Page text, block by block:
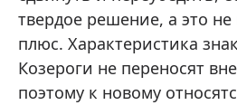
твердое решение, а это не
плюс. Характеристика
Козероги не переносят
поэтому к новому